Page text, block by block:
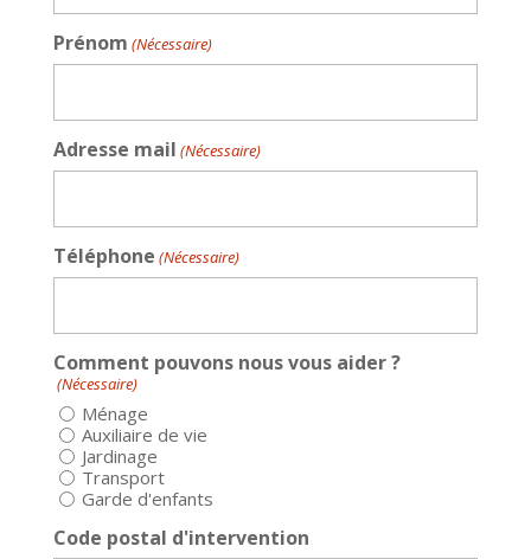
Prénom (Nécessaire)
Adresse mail (Nécessaire)
Téléphone (Nécessaire)
Comment pouvons nous vous aider ?
(Nécessaire)
Ménage
Auxiliaire de vie
Jardinage
Transport
Garde d'enfants
Code postal d'intervention